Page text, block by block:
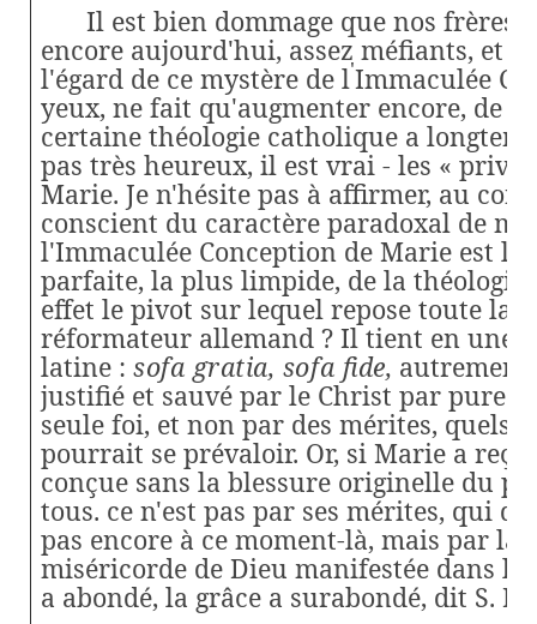
Il est bien dommage que nos frères
encore aujourd'hui, assez méfiants, et
l'égard de ce mystère de l'Immaculée
yeux, ne fait qu'augmenter encore, de
certaine théologie catholique a
pas très heureux, il est vrai - les «
Marie. Je n'hésite pas à affirmer, au
conscient du caractère paradoxal de
l'Immaculée Conception de Marie est
parfaite, la plus limpide, de la théologie
effet le pivot sur lequel repose toute la
réformateur allemand ? Il tient en une
latine : sofa gratia, sofa fide, autrement
justifié et sauvé par le Christ par pure
seule foi, et non par des mérites, quels
pourrait se prévaloir. Or, si Marie a
conçue sans la blessure originelle du
tous. ce n'est pas par ses mérites, qui
pas encore à ce moment-là, mais par la
miséricorde de Dieu manifestée dans le
a abondé, la grâce a surabondé, dit S.